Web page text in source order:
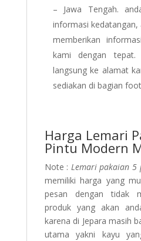
– Jawa Tengah.
informasi
memberikan
kami dengan
langsung ke alamat
sediakan di bagian
Harga Lemari
Pintu Modern
Note : Lemari pakaian 5
memiliki harga yang
pesan dengan tidak
produk yang akan
karena di Jepara masih
utama yakni kayu